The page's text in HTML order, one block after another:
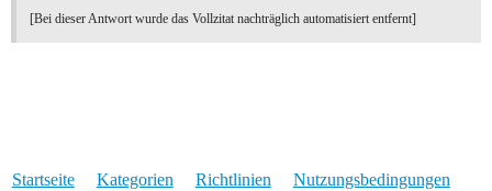
[Bei dieser Antwort wurde das Vollzitat nachträglich automatisiert entfernt]
Startseite Kategorien Richtlinien Nutzungsbedingungen